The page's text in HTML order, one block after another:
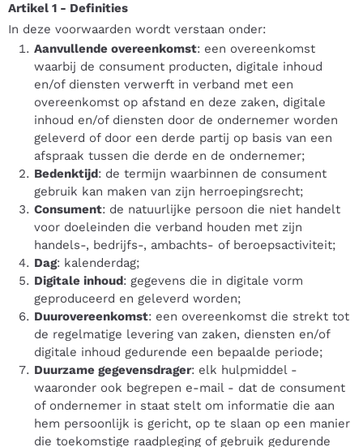
Artikel 1 - Definities
In deze voorwaarden wordt verstaan onder:
Aanvullende overeenkomst: een overeenkomst
waarbij de consument producten, digitale inhoud
en/of diensten verwerft in verband met een
overeenkomst op afstand en deze zaken, digitale
inhoud en/of diensten door de ondernemer worden
geleverd of door een derde partij op basis van een
afspraak tussen die derde en de ondernemer;
Bedenktijd: de termijn waarbinnen de consument
gebruik kan maken van zijn herroepingsrecht;
Consument: de natuurlijke persoon die niet handelt
voor doeleinden die verband houden met zijn
handels-, bedrijfs-, ambachts- of beroepsactiviteit;
Dag: kalenderdag;
Digitale inhoud: gegevens die in digitale vorm
geproduceerd en geleverd worden;
Duurovereenkomst: een overeenkomst die strekt tot
de regelmatige levering van zaken, diensten en/of
digitale inhoud gedurende een bepaalde periode;
Duurzame gegevensdrager: elk hulpmiddel -
waaronder ook begrepen e-mail - dat de consument
of ondernemer in staat stelt om informatie die aan
hem persoonlijk is gericht, op te slaan op een manier
die toekomstige raadpleging of gebruik gedurende